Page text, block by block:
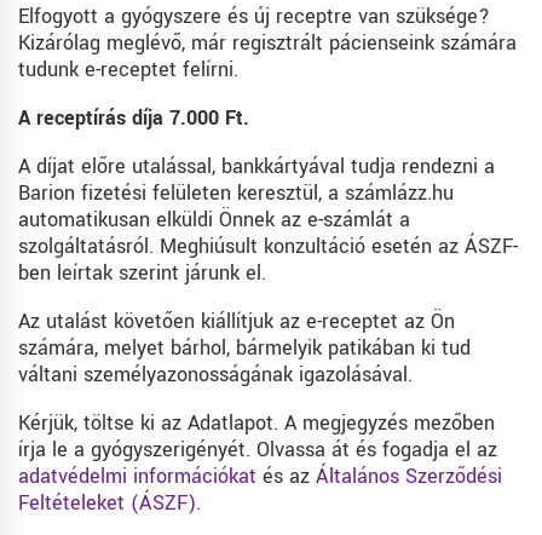
Elfogyott a gyógyszere és új receptre van szüksége?
Kizárólag meglévő, már regisztrált pácienseink számára
tudunk e-receptet felírni.
A receptírás díja 7.000 Ft.
A díjat előre utalással, bankkártyával tudja rendezni a
Barion fizetési felületen keresztül, a számlázz.hu
automatikusan elküldi Önnek az e-számlát a
szolgáltatásról. Meghiúsult konzultáció esetén az ÁSZF-
ben leírtak szerint járunk el.
Az utalást követően kiállítjuk az e-receptet az Ön
számára, melyet bárhol, bármelyik patikában ki tud
váltani személyazonosságának igazolásával.
Kérjük, töltse ki az Adatlapot. A megjegyzés mezőben
írja le a gyógyszerigényét. Olvassa át és fogadja el az
adatvédelmi információkat és az Általános Szerződési
Feltételeket (ÁSZF).